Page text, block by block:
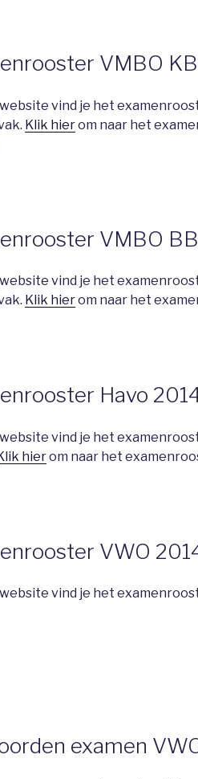
VMBO
vind je het
Klik hierom naar het
VMBO
vind je het
Klik hierom naar het
Havo
vind je het
hierom naar het
VWO
vind je het
examen